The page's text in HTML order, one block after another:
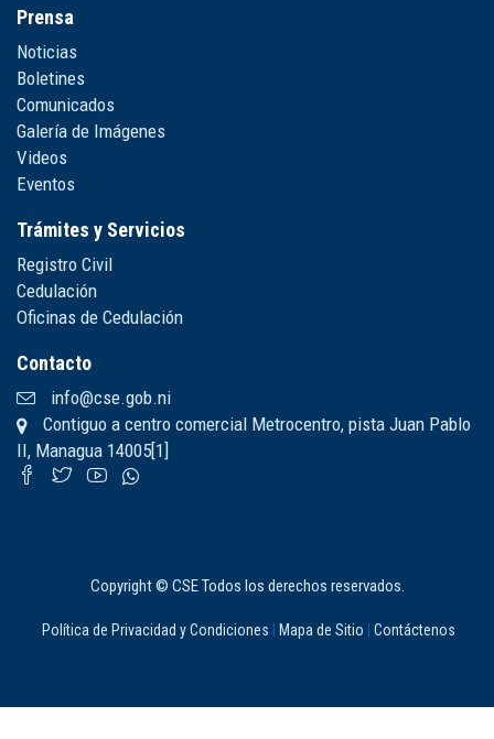
Prensa
Noticias
Boletines
Comunicados
Galería de Imágenes
Videos
Eventos
Trámites y Servicios
Registro Civil
Cedulación
Oficinas de Cedulación
Contacto
info@cse.gob.ni
Contiguo a centro comercial Metrocentro, pista Juan Pablo
II, Managua 14005[1]
Copyright © CSE Todos los derechos reservados.
Política de Privacidad y Condiciones Mapa de Sitio Contáctenos